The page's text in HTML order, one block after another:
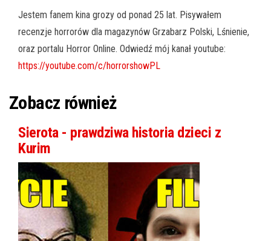
Jestem fanem kina grozy od ponad 25 lat. Pisywałem
recenzje horrorów dla magazynów Grzabarz Polski, Lśnienie,
oraz portalu Horror Online. Odwiedź mój kanał youtube:
https://youtube.com/c/horrorshowPL
Zobacz również
Sierota - prawdziwa historia dzieci z
Kurim